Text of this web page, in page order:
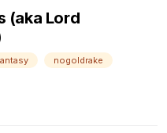
(aka Lord
nogoldrake